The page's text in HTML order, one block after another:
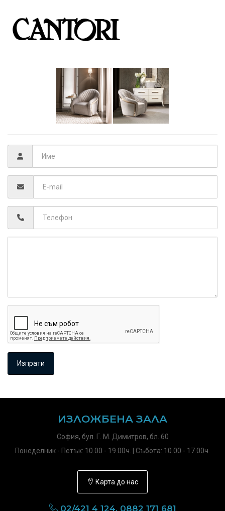
ИЗЛОЖБЕНА ЗАЛА
София, бул. Г. М. Димитров, бл. 60
Понеделник - Петък: 10.00 - 19.00ч. | Събота: 10.00 - 17.00ч.
Карта до нас
02/421 4 124, 0882 171 681